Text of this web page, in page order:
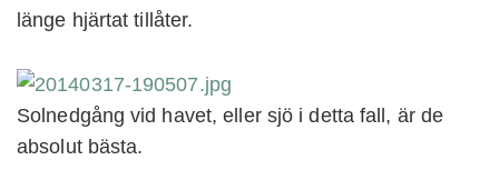
länge hjärtat tillåter.
Solnedgång vid havet, eller sjö i detta fall, är de
absolut bästa.